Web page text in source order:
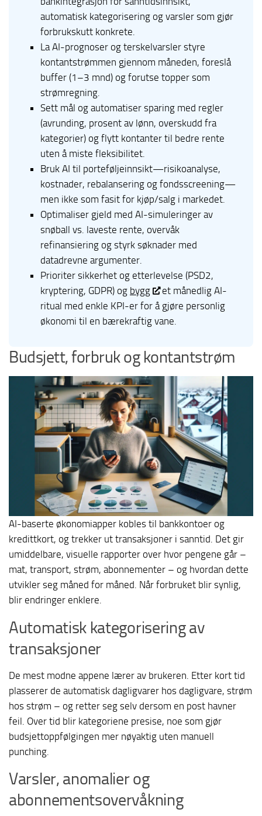
automatisk kategorisering og varsler som gjør
forbrukskutt konkrete.
La AI-prognoser og terskelvarsler styre
kontantstrømmen gjennom måneden, foreslå
buffer (1–3 mnd) og forutse topper som
strømregning.
Sett mål og automatiser sparing med regler
(avrunding, prosent av lønn, overskudd fra
kategorier) og flytt kontanter til bedre rente
uten å miste fleksibilitet.
Bruk AI til porteføljeinnsikt—risikoanalyse,
kostnader, rebalansering og fondsscreening—
men ikke som fasit for kjøp/salg i markedet.
Optimaliser gjeld med AI-simuleringer av
snøball vs. laveste rente, overvåk
refinansiering og styrk søknader med
datadrevne argumenter.
Prioriter sikkerhet og etterlevelse (PSD2,
kryptering, GDPR) og bygg
et månedlig AI-
ritual med enkle KPI-er for å gjøre personlig
økonomi til en bærekraftig vane.
Budsjett, forbruk og kontantstrøm
AI-baserte økonomiapper kobles til bankkontoer og
kredittkort, og trekker ut transaksjoner i sanntid. Det gir
umiddelbare, visuelle rapporter over hvor pengene går –
mat, transport, strøm, abonnementer – og hvordan dette
utvikler seg måned for måned. Når forbruket blir synlig,
blir endringer enklere.
Automatisk kategorisering av
transaksjoner
De mest modne appene lærer av brukeren. Etter kort tid
plasserer de automatisk dagligvarer hos dagligvare, strøm
hos strøm – og retter seg selv dersom en post havner
feil. Over tid blir kategoriene presise, noe som gjør
budsjettoppfølgingen mer nøyaktig uten manuell
punching.
Varsler, anomalier og
abonnementsovervåkning